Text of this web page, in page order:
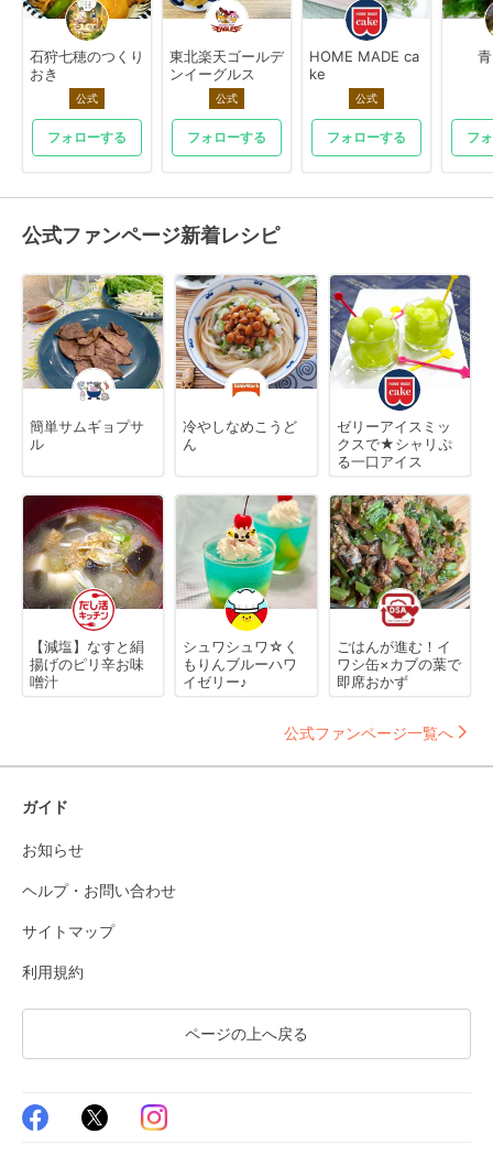
石狩七穂のつくり
おき
公式
フォローする
東北楽天ゴールデ
ンイーグルス
公式
フォローする
HOME MADE ca
ke
公式
フォローする フ
公式ファンページ新着レシピ
簡単サムギョプサ
ル
冷やしなめこうど
ん
ゼリーアイスミッ
クスで★シャリぷ
る一口アイス
【減塩】なすと絹
揚げのピリ辛お味
噌汁
シュワシュワ☆く
もりんブルーハワ
イゼリー♪
ごはんが進む！イ
ワシ缶×カブの葉で
即席おかず
公式ファンページ一覧へ
ガイド
お知らせ
ヘルプ・お問い合わせ
サイトマップ
利用規約
ページの上へ戻る